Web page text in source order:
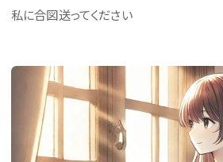
私に合図送ってください